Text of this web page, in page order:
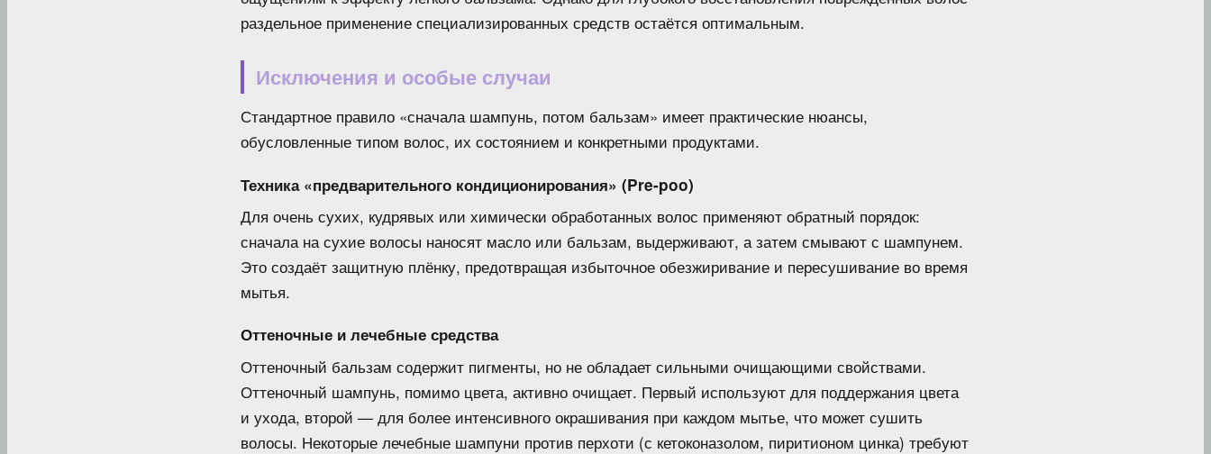
раздельное применение специализированных средств остаётся оптимальным.
Исключения и особые случаи
Стандартное правило «сначала шампунь, потом бальзам» имеет практические нюансы,
обусловленные типом волос, их состоянием и конкретными продуктами.
Техника «предварительного кондиционирования» (Pre-poo)
Для очень сухих, кудрявых или химически обработанных волос применяют обратный порядок:
сначала на сухие волосы наносят масло или бальзам, выдерживают, а затем смывают с шампунем.
Это создаёт защитную плёнку, предотвращая избыточное обезжиривание и пересушивание во время
мытья.
Оттеночные и лечебные средства
Оттеночный бальзам содержит пигменты, но не обладает сильными очищающими свойствами.
Оттеночный шампунь, помимо цвета, активно очищает. Первый используют для поддержания цвета
и ухода, второй — для более интенсивного окрашивания при каждом мытье, что может сушить
волосы. Некоторые лечебные шампуни против перхоти (с кетоконазолом, пиритионом цинка) требуют